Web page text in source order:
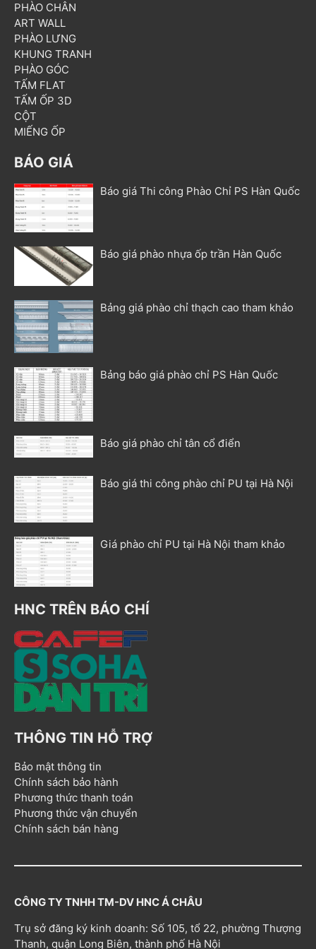
PHÀO CHÂN
ART WALL
PHÀO LƯNG
KHUNG TRANH
PHÀO GÓC
TẤM FLAT
TẤM ỐP 3D
CỘT
MIẾNG ỐP
BÁO GIÁ
Báo giá Thi công Phào Chỉ PS Hàn Quốc
Báo giá phào nhựa ốp trần Hàn Quốc
Bảng giá phào chỉ thạch cao tham khảo
Bảng báo giá phào chỉ PS Hàn Quốc
Báo giá phào chỉ tân cổ điển
Báo giá thi công phào chỉ PU tại Hà Nội
Giá phào chỉ PU tại Hà Nội tham khảo
HNC TRÊN BÁO CHÍ
THÔNG TIN HỖ TRỢ
Bảo mật thông tin
Chính sách bảo hành
Phương thức thanh toán
Phương thức vận chuyển
Chính sách bán hàng
CÔNG TY TNHH TM-DV HNC Á CHÂU
Trụ sở đăng ký kinh doanh: Số 105, tổ 22, phường Thượng
Thanh, quận Long Biên, thành phố Hà Nội